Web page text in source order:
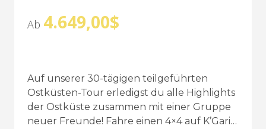
Ab 4.649,00$
Auf unserer 30-tägigen teilgeführten
Ostküsten-Tour erledigst du alle Highlights
der Ostküste zusammen mit einer Gruppe
neuer Freunde! Fahre einen 4×4 auf K’Gari,